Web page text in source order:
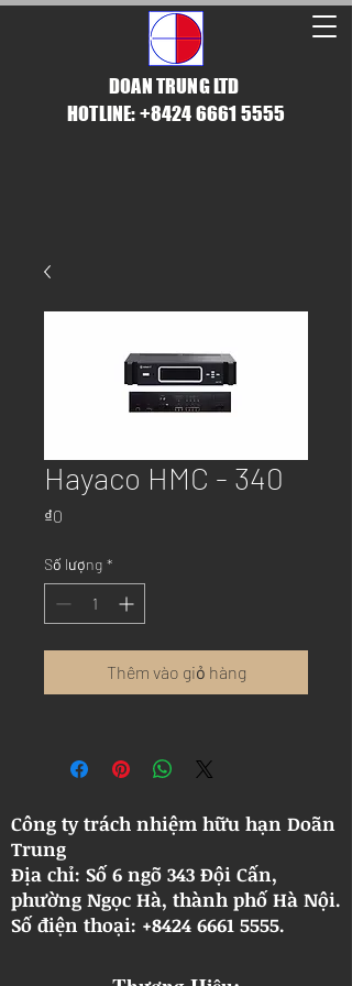
DOAN TRUNG LTD
HOTLINE: +8424 6661 5555
Hayaco HMC - 340
₫0
Số lượng *
Thêm vào giỏ hàng
Công ty trách nhiệm hữu hạn Doãn
Trung
Địa chỉ: Số 6 ngõ 343 Đội Cấn,
phường Ngọc Hà, thành phố Hà Nội.
​Số điện thoại: +8424 6661 5555.